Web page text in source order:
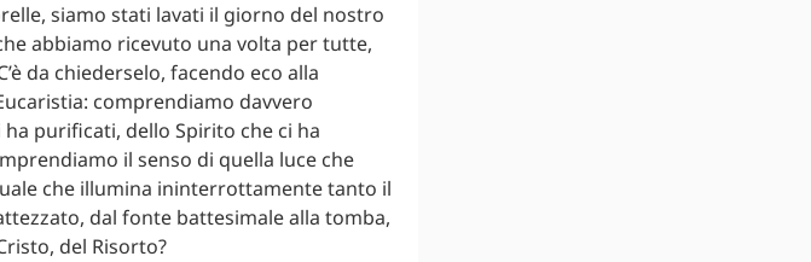
siamo stati lavati il giorno del nostro
abbiamo ricevuto una volta per tutte,
da chiederselo, facendo eco alla
comprendiamo davvero
purificati, dello Spirito che ci ha
il senso di quella luce che
che illumina ininterrottamente tanto il
dal fonte battesimale alla tomba,
del Risorto?